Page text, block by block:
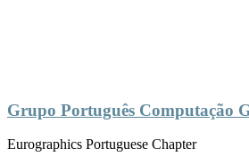
Grupo Português Computação
Eurographics Portuguese Chapter